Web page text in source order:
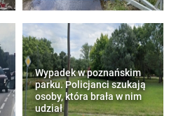
Wypadek w poznańskim
parku. Policjanci szukają
osoby, która brała w nim
udział